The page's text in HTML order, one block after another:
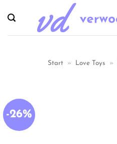
Inhalt
springen
Start » Love Toys »
-26%